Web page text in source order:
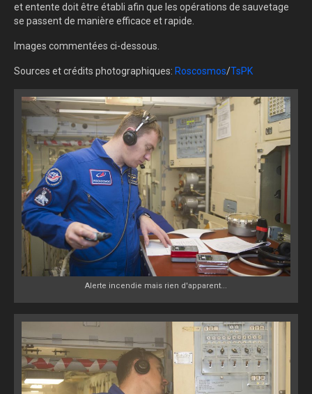
et entente doit être établi afin que les opérations de sauvetage
se passent de manière efficace et rapide.
Images commentées ci-dessous.
Sources et crédits photographiques: Roscosmos/TsPK
Alerte incendie mais rien d'apparent...